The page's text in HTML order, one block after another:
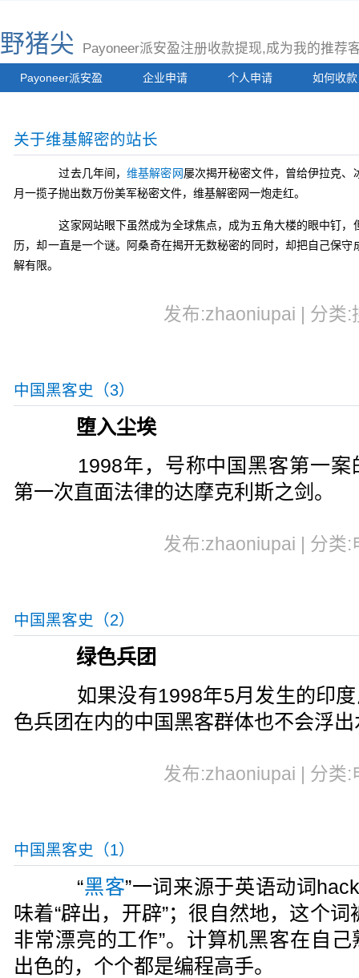
野猪尖 Payoneer派安盈注册收款提现,成为我的推荐
Payoneer派安盈 企业申请 个人申请 如何收款
关于维基解密的站长
过去几年间，维基解密网屡次揭开秘密文件，曾给伊拉克
月一揽子抛出数万份美军秘密文件，维基解密网一炮走红。
这家网站眼下虽然成为全球焦点，成为五角大楼的眼中钉，
历，却一直是一个谜。阿桑奇在揭开无数秘密的同时，却把自己保
解有限。
发布:zhaoniupai | 分类
中国黑客史（3）
堕入尘埃
1998年，号称中国黑客第一案
第一次直面法律的达摩克利斯之剑。
发布:zhaoniupai | 分类
中国黑客史（2）
绿色兵团
如果没有1998年5月发生的印度
色兵团在内的中国黑客群体也不会浮
发布:zhaoniupai | 分类
中国黑客史（1）
“黑客”一词来源于英语动词
味着“辟出，开辟”；很自然地，这个
非常漂亮的工作”。计算机黑客在自
出色的，个个都是编程高手。